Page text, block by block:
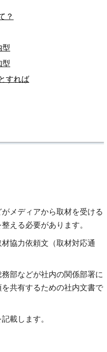
？
型
型
すれば
メディアから取材を受ける
える必要があります。
協力依頼文（取材対応通
部などが社内の関係部署に
共有するための社内文書で
載します。